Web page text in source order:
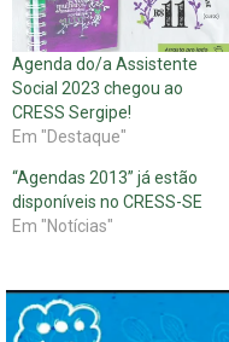
Agenda do/a Assistente
Social 2023 chegou ao
CRESS Sergipe!
Em "Destaque"
“Agendas 2013” já estão
disponíveis no CRESS-SE
Em "Notícias"